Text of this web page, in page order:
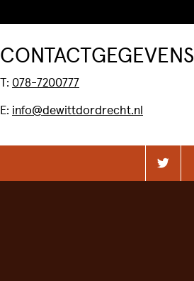
CONTACTGEGEVENS
T: 078-7200777
E: info@dewittdordrecht.nl